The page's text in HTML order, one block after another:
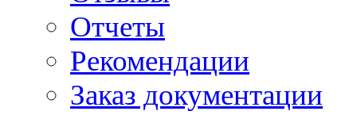
Отчеты
Рекомендации
Заказ документации